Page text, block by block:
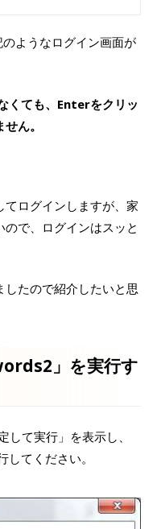
ようなログイン画面が
くても、Enterをクリッ
ん。
ログインしますが、家
で、ログインはスッと
たので紹介したいと思
」を実行す
て実行」を表示し、
てください。